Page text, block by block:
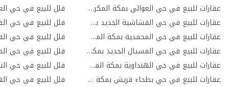
عقارات للبيع في حي العوالي بمكة المكرمة
عقارات للبيع في حي القشاشية الجديد بمكة المكرمة
عقارات للبيع في حي المحمدية بمكة المكرمة
عقارات للبيع في حي المسيال الجديد بمكة المكرمة
عقارات للبيع في حي الهنداوية بمكة المكرمة
عقارات للبيع في حي بطحاء قريش بمكة المكرمة
فلل للبيع في حي
فلل للبيع في حي